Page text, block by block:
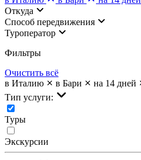
Откуда
Cпособ передвижения
Туроператор
Фильтры
Очистить всё
в Италию
в Бари на 14 дней
Тип услуги:
Туры
Экскурсии